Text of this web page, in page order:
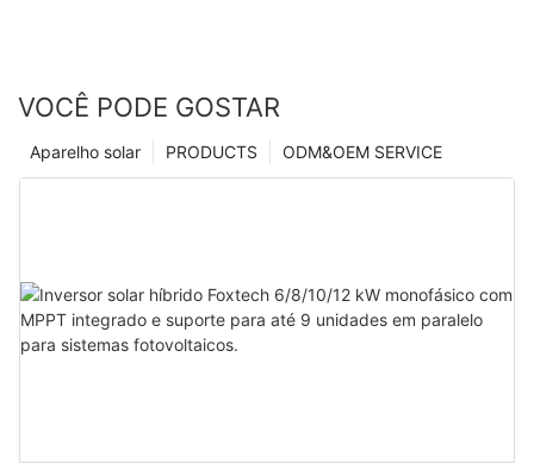
VOCÊ PODE GOSTAR
ODM&OEM SERVICE
PRODUCTS
Aparelho solar